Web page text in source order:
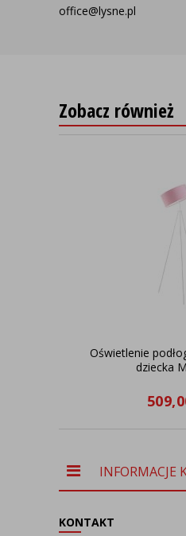
office@lysne.pl
Zobacz również
Oświetlenie
dziecka
INFORMACJE
KONTAKT